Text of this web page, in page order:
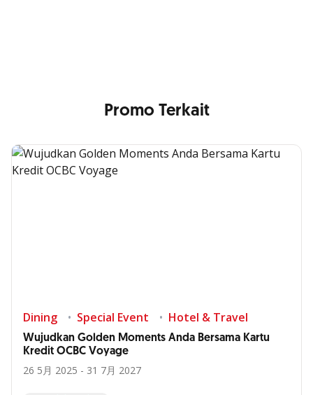
Promo Terkait
Dining Special Event Hotel & Travel
Wujudkan Golden Moments Anda Bersama Kartu
Kredit OCBC Voyage
26 5月 2025 - 31 7月 2027